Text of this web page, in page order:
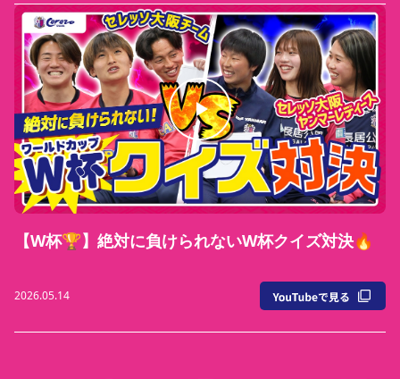
【W杯🏆】絶対に負けられないW杯クイズ対決🔥
2026.05.14